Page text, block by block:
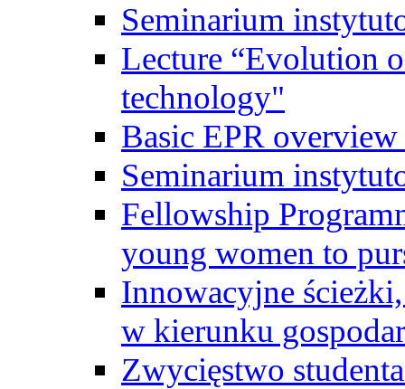
Seminarium
Lecture “Evolution
technology"
Basic EPR overview
Seminarium
Fellowship
young women to
Innowacyjne
w kierunku
Zwycięstwo